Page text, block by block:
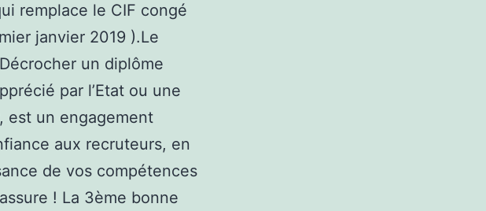
remplace le CIF congé
janvier 2019 ).Le
un diplôme
par l’Etat ou une
est un engagement
aux recruteurs, en
de vos compétences
! La 3ème bonne